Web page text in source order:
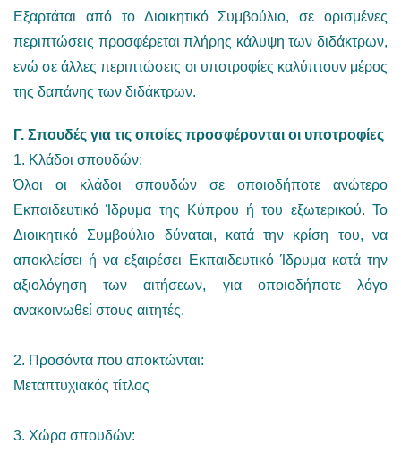
Εξαρτάται από το Διοικητικό Συμβούλιο, σε ορισμένες
περιπτώσεις προσφέρεται πλήρης κάλυψη των διδάκτρων,
ενώ σε άλλες περιπτώσεις οι υποτροφίες καλύπτουν μέρος
της δαπάνης των διδάκτρων.
Γ. Σπουδές για τις οποίες προσφέρονται οι υποτροφίες
1. Κλάδοι σπουδών:
Όλοι οι κλάδοι σπουδών σε οποιοδήποτε ανώτερο
Εκπαιδευτικό Ίδρυμα της Κύπρου ή του εξωτερικού. Το
Διοικητικό Συμβούλιο δύναται, κατά την κρίση του, να
αποκλείσει ή να εξαιρέσει Εκπαιδευτικό Ίδρυμα κατά την
αξιολόγηση των αιτήσεων, για οποιοδήποτε λόγο
ανακοινωθεί στους αιτητές.
2. Προσόντα που αποκτώνται:
Μεταπτυχιακός τίτλος
3. Χώρα σπουδών: